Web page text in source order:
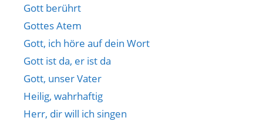
Gott berührt
Gottes Atem
Gott, ich höre auf dein Wort
Gott ist da, er ist da
Gott, unser Vater
Heilig, wahrhaftig
Herr, dir will ich singen